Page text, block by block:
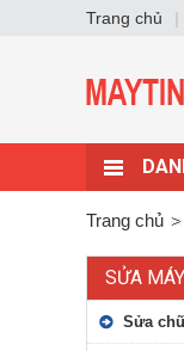
Trang chủ
SỬA
Sửa
Trang chủ |